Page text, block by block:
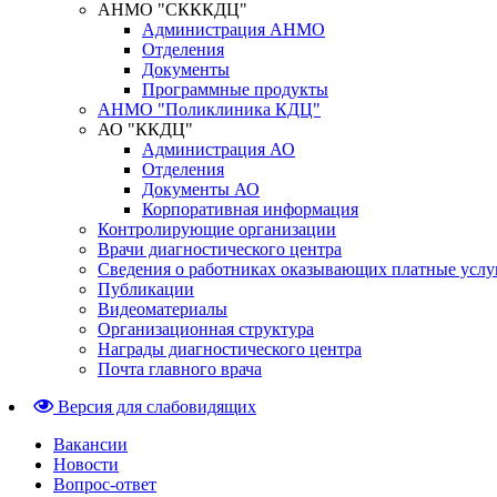
АНМО "СКККДЦ"
Администрация АНМО
Отделения
Документы
Программные продукты
АНМО "Поликлиника КДЦ"
АО "ККДЦ"
Администрация АО
Отделения
Документы АО
Корпоративная информация
Контролирующие организации
Врачи диагностического центра
Сведения о работниках оказывающих платные
Публикации
Видеоматериалы
Организационная структура
Награды диагностического центра
Почта главного врача
Версия для слабовидящих
Вакансии
Новости
Вопрос-ответ